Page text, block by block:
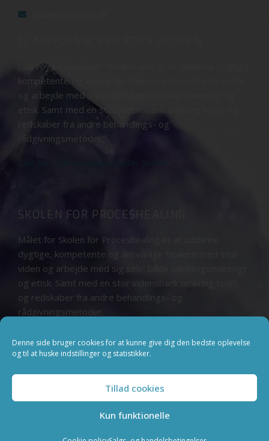
Denne side bruger cookies for at kunne give dig den bedste oplevelse
og til at huske indstillinger og statistikker.
Tillad cookies
Kun funktionelle
Clairvoyancevejleder Skolens mål er at uddanne dygtige,
kompetente og ansvarlige clairvoyante med stor viden
og arbejde med sig selv, både udviklingsmæssigt og
etisk. Samt med en stor vidensbank omkring teori, og
redskaber fra andre behandlings- og
rådgivningsmetoder.
SKOLEN FOR PROCESHEALING
Målet for Skolen for Proceshealing er at uddanne
dygtige, kompetente og ansvarlige healere med stor
viden og arbejde med sig selv, både udviklingsmæssigt
og etisk. Samt med en stor vidensbank omkring teori,
og redskaber fra andre behandlings- og
rådgivningsmetoder.
Copyright © 2019 Spirituelt UddannelsesCenter v/ Tove Lucka